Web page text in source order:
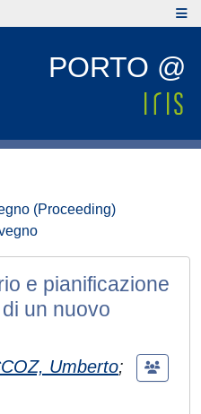
PORTO @
(Proceeding)
e pianificazione
un nuovo
Umberto;